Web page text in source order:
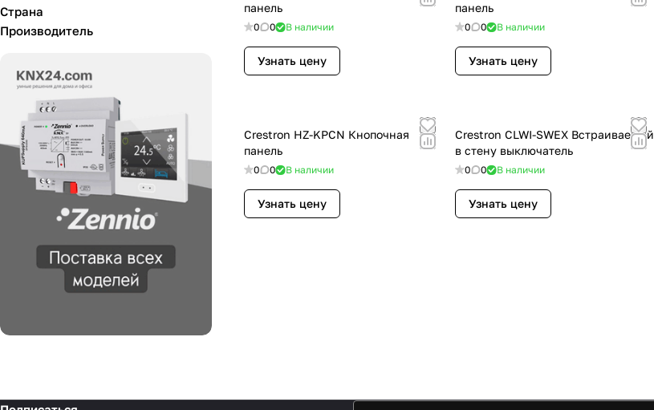
панель
0 0 В наличии
Узнать цену
панель
0 0 В наличии
Узнать цену
Crestron HZ-KPCN Кнопочная
панель
0 0 В наличии
Узнать цену
Crestron CLWI-SWEX Встраиваемый
в стену выключатель
0 0 В наличии
Узнать цену
Страна
Производитель